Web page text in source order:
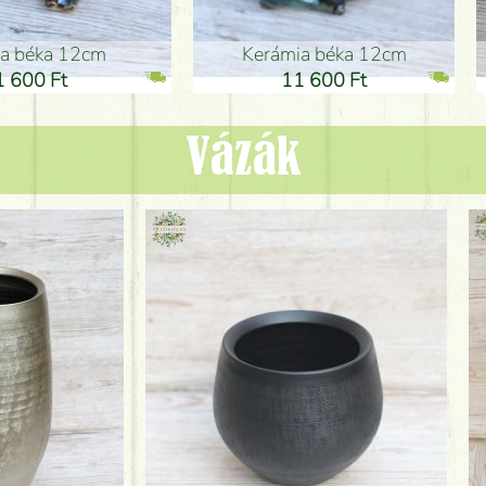
béka 12cm
600 Ft
Kerámia béka 12cm
11 600 Ft
Vázák